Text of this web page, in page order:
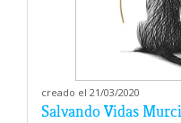
creado el 21/03/2020
Salvando Vidas